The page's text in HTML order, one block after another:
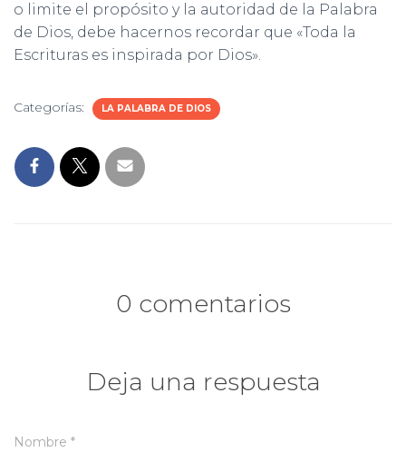
o limite el propósito y la autoridad de la Palabra
de Dios, debe hacernos recordar que «Toda la
Escrituras es inspirada por Dios».
Categorías: LA PALABRA DE DIOS
0 comentarios
Deja una respuesta
Nombre *